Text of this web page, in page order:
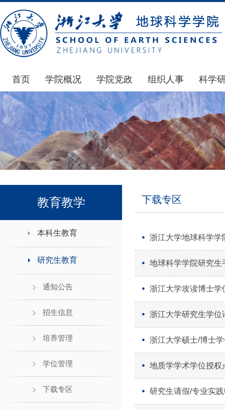
首页 学院概况
学院简介
发展简史
组织机构
师资力量
学院党政
通知公告
学院发文
党委会议纪要
党政联席会议纪要
组织人事
通知公告
博士后管理
人才招聘
年度考核
科学
国家
科研
通知
科研
教育教学
本科生教育
研究生教育
通知公告
招生信息
培养管理
学位管理
下载专区
下载专区
浙江大学地球科学学
地球科学学院研究生
浙江大学攻读博士学
浙江大学研究生学位
浙江大学硕士/博士
地质学学术学位授权
研究生请假/专业实